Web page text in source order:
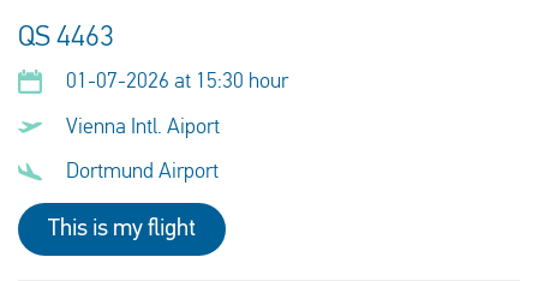
QS 4463
01-07-2026 at 15:30 hour
Vienna Intl. Aiport
Dortmund Airport
This is my flight